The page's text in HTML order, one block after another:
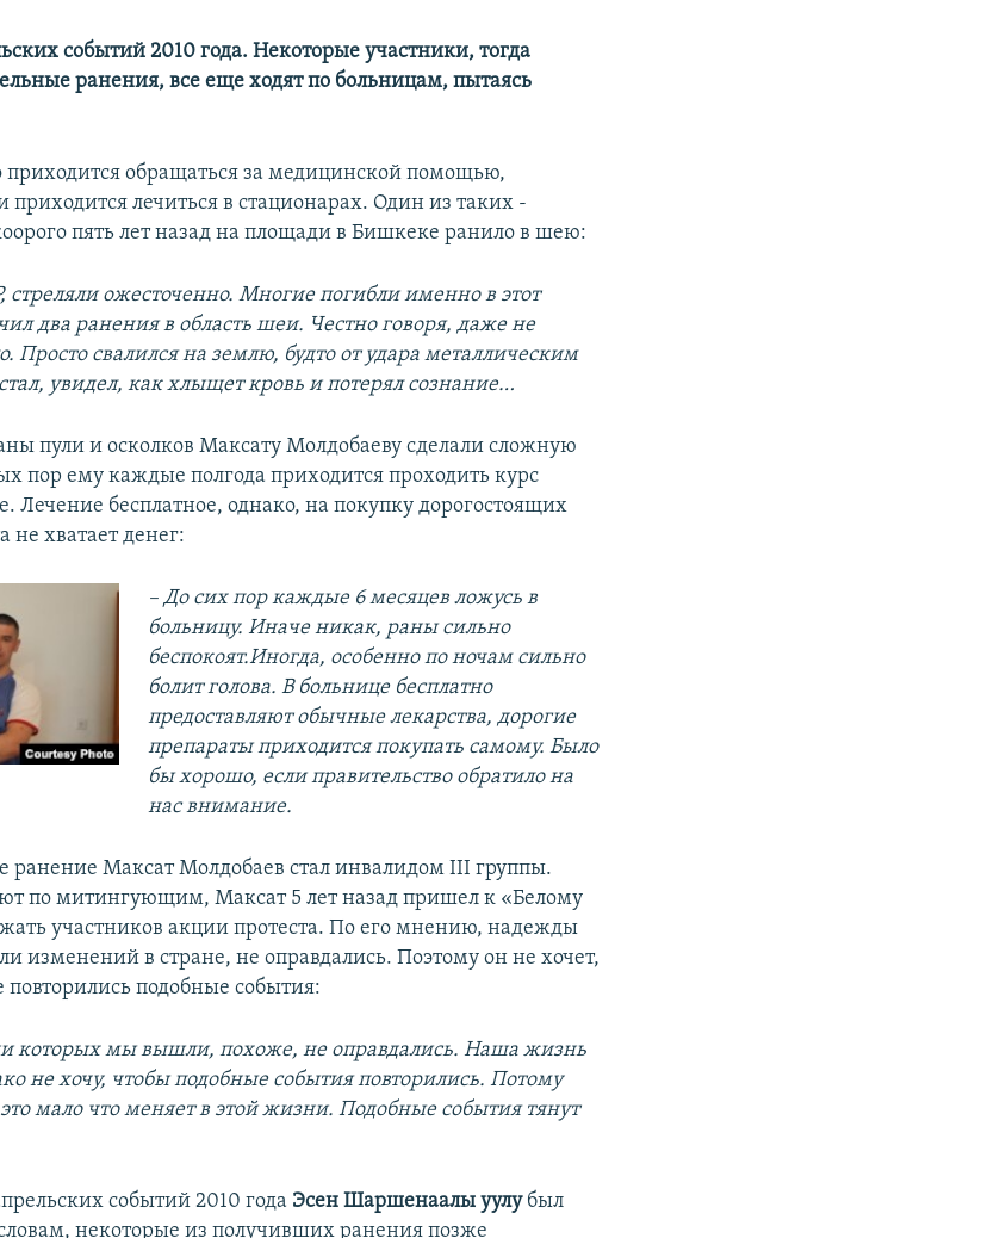
событий 2010 года. Некоторые участники, тогда
ранения, все еще ходят по больницам, пытаясь
обращаться за медицинской помощью,
лечиться в стационарах. Один из таких -
пять лет назад на площади в Бишкеке ранило в шею:
стреляли ожесточенно. Многие погибли именно в этот
два ранения в область шеи. Честно говоря, даже не
Просто свалился на землю, будто от удара металлическим
увидел, как хлыщет кровь и потерял сознание…
пули и осколков Максату Молдобаеву сделали сложную
пор ему каждые полгода приходится проходить курс
Лечение бесплатное, однако, на покупку дорогостоящих
не хватает денег:
– До сих пор каждые 6 месяцев ложусь в
больницу. Иначе никак, раны сильно
беспокоят.Иногда, особенно по ночам сильно
болит голова. В больнице бесплатно
предоставляют обычные лекарства, дорогие
препараты приходится покупать самому. Было
бы хорошо, если правительство обратило на
нас внимание.
ранение Максат Молдобаев стал инвалидом III группы.
по митингующим, Максат 5 лет назад пришел к «Белому
участников акции протеста. По его мнению, надежды
изменений в стране, не оправдались. Поэтому он не хочет,
подобные события:
которых мы вышли, похоже, не оправдались. Наша жизнь
не хочу, чтобы подобные события повторились. Потому
мало что меняет в этой жизни. Подобные события тянут
событий 2010 года Эсен Шаршенаалы уулу был
некоторые из получивших ранения позже